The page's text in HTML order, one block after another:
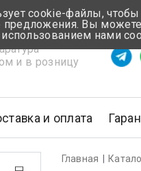
и в розницу
Время
и оплата
Главная
cookie-файлы,
Вы
нами